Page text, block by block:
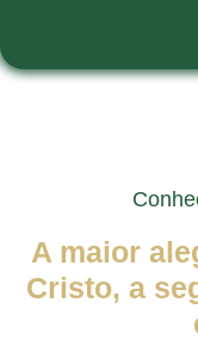
A maior
Cristo, a